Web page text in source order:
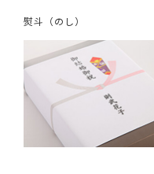
熨斗（のし）